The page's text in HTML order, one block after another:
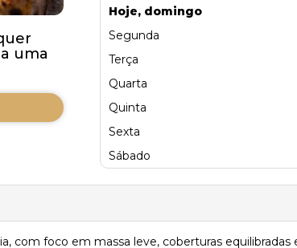
uma
Hoje, domingo
Segunda
Terça
Quarta
Quinta
Sexta
Sábado
com foco em massa leve, coberturas